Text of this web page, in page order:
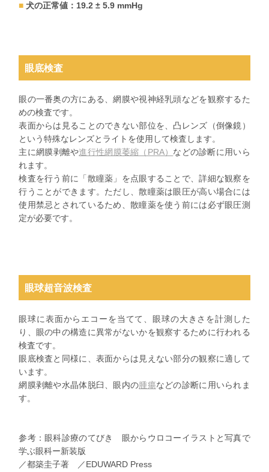
犬の正常値：19.2 ± 5.9 mmHg
眼底検査
眼の一番奥の方にある、網膜や視神経乳頭などを観察するた
めの検査です。
表面からは見ることのできない部位を、凸レンズ（倒像鏡）
という特殊なレンズとライトを使用して検査します。
主に網膜剥離や進行性網膜萎縮（PRA） などの診断に用いら
れます。
検査を行う前に「散瞳薬」を点眼することで、詳細な観察を
行うことができます。ただし、散瞳薬は眼圧が高い場合には
使用禁忌とされているため、散瞳薬を使う前には必ず眼圧測
定が必要です。
眼球超音波検査
眼球に表面からエコーを当てて、眼球の大きさを計測した
り、眼の中の構造に異常がないかを観察するために行われる
検査です。
眼底検査と同様に、表面からは見えない部分の観察に適して
います。
網膜剥離や水晶体脱臼、眼内の腫瘍などの診断に用いられま
す。
参考：眼科診療のてびき 眼からウロコーイラストと写真で
学ぶ眼科ー新装版
／都築圭子著 ／EDUWARD Press